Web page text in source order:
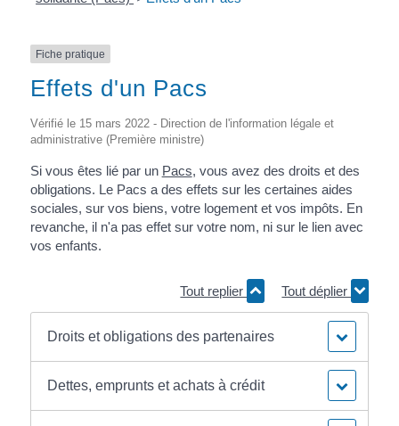
Fiche pratique
Effets d'un Pacs
Vérifié le 15 mars 2022 - Direction de l'information légale et
administrative (Première ministre)
Si vous êtes lié par un Pacs, vous avez des droits et des
obligations. Le Pacs a des effets sur les certaines aides
sociales, sur vos biens, votre logement et vos impôts. En
revanche, il n'a pas effet sur votre nom, ni sur le lien avec
vos enfants.
Tout replier Tout déplier
Droits et obligations des partenaires
Dettes, emprunts et achats à crédit